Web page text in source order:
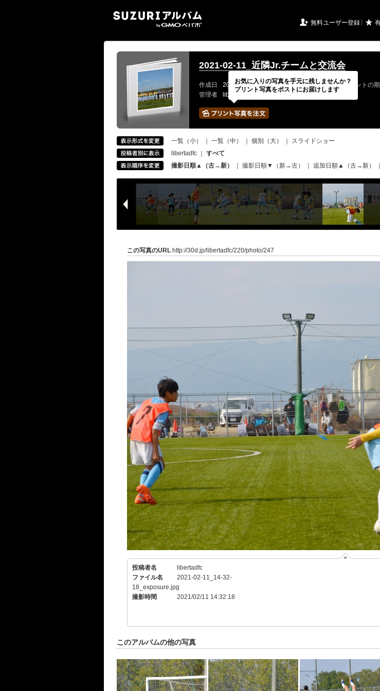
 無料ユーザー登録 ★
2021-02-11_近隣Jr.チームと交流会
作成日 2022 / 04 / 10 公開終了日 無期限 イベントの
管理者
libertadfcさん 写真の枚数 419 / 2000枚
一覧（小） 一覧（中） 個別（大）
スライドショー
libertadfc
すべて
撮影日順▲（古→新）
撮影日順▼（新→古） 追加日順▲（古→新）
この写真のURL http://30d.jp/libertadfc/220/photo/247
投稿者名
libertadfc
ファイル名
2021-02-11_14-32-
18_exposure.jpg
撮影時間
2021/02/11 14:32:18
このアルバムの他の写真
お気に入りの写真を手元に残しませんか？
プリント写真をポストにお届けします